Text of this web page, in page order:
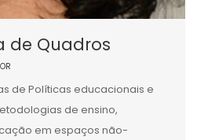
de Quadros
de Políticas educacionais e
de ensino,
em espaços não-